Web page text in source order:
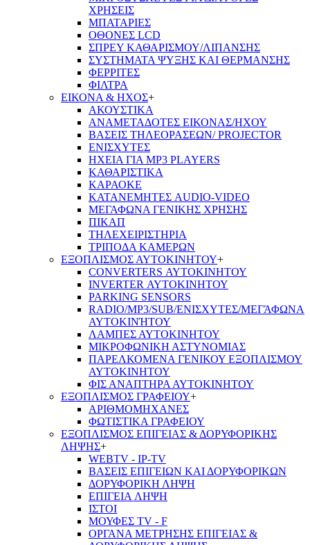
ΧΡΗΣΕΙΣ
ΜΠΑΤΑΡΙΕΣ
ΟΘΟΝΕΣ LCD
ΣΠΡΕΥ ΚΑΘΑΡΙΣΜΟΥ/ΛΙΠΑΝΣΗΣ
ΣΥΣΤΗΜΑΤΑ ΨΥΞΗΣ ΚΑΙ ΘΕΡΜΑΝΣΗΣ
ΦΕΡΡΙΤΕΣ
ΦΙΛΤΡΑ
ΕΙΚΟΝΑ & ΗΧΟΣ+
ΑΚΟΥΣΤΙΚΑ
ΑΝΑΜΕΤΑΔΟΤΕΣ ΕΙΚΟΝΑΣ/ΗΧΟΥ
ΒΑΣΕΙΣ ΤΗΛΕOΡΑΣΕΩΝ/ PROJECTOR
ΕΝΙΣΧΥΤΕΣ
ΗΧΕΙΑ ΓΙΑ MP3 PLAYERS
ΚΑΘΑΡΙΣΤΙΚΑ
ΚΑΡΑΟΚΕ
ΚΑΤΑΝΕΜΗΤΕΣ AUDIO-VIDEO
ΜΕΓΑΦΩΝΑ ΓΕΝΙΚΗΣ ΧΡΗΣΗΣ
ΠΙΚΑΠ
ΤΗΛΕΧΕΙΡΙΣΤΗΡΙΑ
ΤΡΙΠΟΔΑ ΚΑΜΕΡΩΝ
ΕΞΟΠΛΙΣΜΟΣ ΑΥΤΟΚΙΝΗΤΟΥ+
CONVERTERS ΑΥΤΟΚΙΝΗΤΟΥ
INVERTER ΑΥΤΟΚΙΝΗΤΟΥ
PARKING SENSORS
RADIO/MP3/SUB/ΕΝΙΣΧΥΤΕΣ/ΜΕΓΆΦΩΝΑ
ΑΥΤΟΚΙΝΉΤΟΥ
ΛΑΜΠΕΣ ΑΥΤΟΚΙΝΗΤΟΥ
ΜΙΚΡΟΦΩΝΙΚΗ ΑΣΤΥΝΟΜΙΑΣ
ΠΑΡΕΛΚΟΜΕΝΑ ΓΕΝΙΚΟΥ ΕΞΟΠΛΙΣΜΟΥ
ΑΥΤΟΚΙΝΗΤΟΥ
ΦΙΣ ΑΝΑΠΤΗΡΑ ΑΥΤΟΚΙΝΗΤΟΥ
ΕΞΟΠΛΙΣΜΟΣ ΓΡΑΦΕΙΟΥ+
ΑΡΙΘΜΟΜΗΧΑΝΕΣ
ΦΩΤΙΣΤΙΚΑ ΓΡΑΦΕΙΟΥ
ΕΞΟΠΛΙΣΜΟΣ ΕΠΙΓΕΙΑΣ & ΔΟΡΥΦΟΡΙΚΗΣ
ΛΗΨΗΣ+
WEBTV - IP-TV
ΒΑΣΕΙΣ ΕΠΙΓΕΙΩΝ ΚΑΙ ΔΟΡΥΦΟΡΙΚΩΝ
ΔΟΡΥΦΟΡΙΚΗ ΛΗΨΗ
ΕΠΙΓΕΙA ΛΗΨΗ
ΙΣΤΟΙ
ΜΟΥΦΕΣ TV - F
ΟΡΓΑΝΑ ΜΕΤΡΗΣΗΣ ΕΠΙΓΕΙΑΣ &